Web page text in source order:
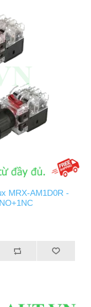
MRX-AM1D0R -